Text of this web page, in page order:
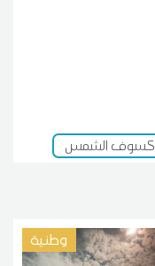
كسوف الشمس
وطنية